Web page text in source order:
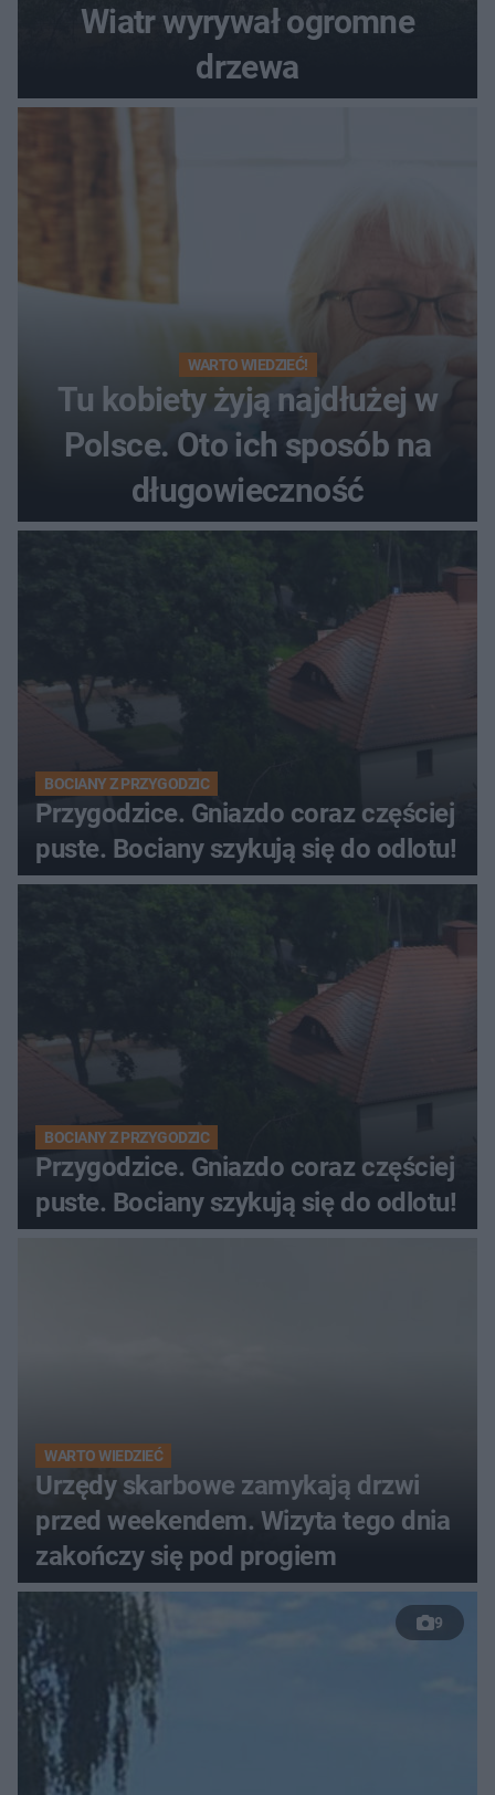
Wiatr wyrywał ogromne
drzewa
WARTO WIEDZIEĆ!
Tu kobiety żyją najdłużej w
Polsce. Oto ich sposób na
długowieczność
BOCIANY Z PRZYGODZIC
Przygodzice. Gniazdo coraz częściej
puste. Bociany szykują się do odlotu!
BOCIANY Z PRZYGODZIC
Przygodzice. Gniazdo coraz częściej
puste. Bociany szykują się do odlotu!
WARTO WIEDZIEĆ
Urzędy skarbowe zamykają drzwi
przed weekendem. Wizyta tego dnia
zakończy się pod progiem
9